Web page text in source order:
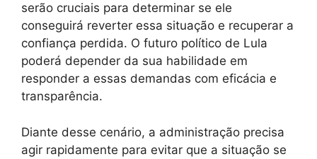
serão cruciais para determinar se ele
conseguirá reverter essa situação e recuperar a
confiança perdida. O futuro político de Lula
poderá depender da sua habilidade em
responder a essas demandas com eficácia e
transparência.
Diante desse cenário, a administração precisa
agir rapidamente para evitar que a situação se